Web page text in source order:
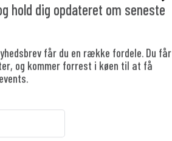
hold dig opdateret om seneste
får du en række fordele. Du får
og kommer forrest i køen til at få